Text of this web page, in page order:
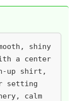
shiny
a center
up shirt,
setting
calm